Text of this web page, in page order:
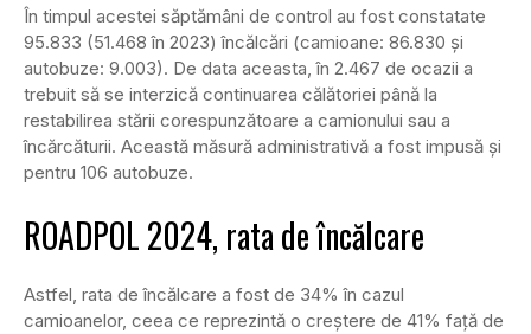
În timpul acestei săptămâni de control au fost constatate
95.833 (51.468 în 2023) încălcări (camioane: 86.830 și
autobuze: 9.003). De data aceasta, în 2.467 de ocazii a
trebuit să se interzică continuarea călătoriei până la
restabilirea stării corespunzătoare a camionului sau a
încărcăturii. Această măsură administrativă a fost impusă și
pentru 106 autobuze.
ROADPOL 2024, rata de încălcare
Astfel, rata de încălcare a fost de 34% în cazul
camioanelor, ceea ce reprezintă o creștere de 41% față de